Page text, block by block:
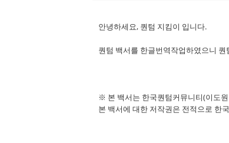
안녕하세요, 퀀텀 지킴이 입니다.
퀀텀 백서를 한글번역작업하였으니
※ 본 백서는 한국퀀텀커뮤니티(이도
본 백서에 대한 저작권은 전적으로 한